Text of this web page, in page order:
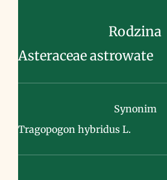
Rodzina
Asteraceae astrowate
Synonim
Tragopogon hybridus L.